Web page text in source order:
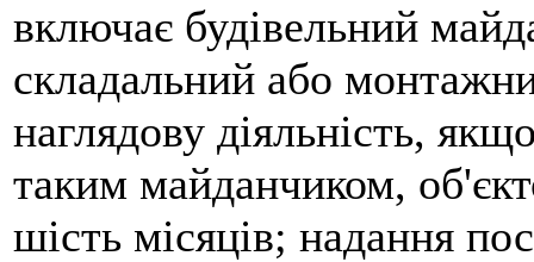
включає будівельний
складальний або
наглядову діяльність,
таким майданчиком,
шість місяців; надання